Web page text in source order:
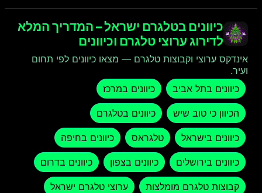
כיוונים בטלגרם ישראל – המדריך המלא
לדירוג ערוצי טלגרם וכיוונים
אינדקס ערוצי וקבוצות טלגרם — מצאו כיוונים לפי תחום
ועיר.
כיוונים בתל אביב
כיוונים במרכז
הכיוון כי טוב שיש כיוונים בטלגרם
כיוונים בישראל טלגראס כיוונים בחיפה
כיוונים בירושלים כיוונים בצפון כיוונים בדרום
קבוצות טלגרם מומלצות ערוצי טלגרם ישראל